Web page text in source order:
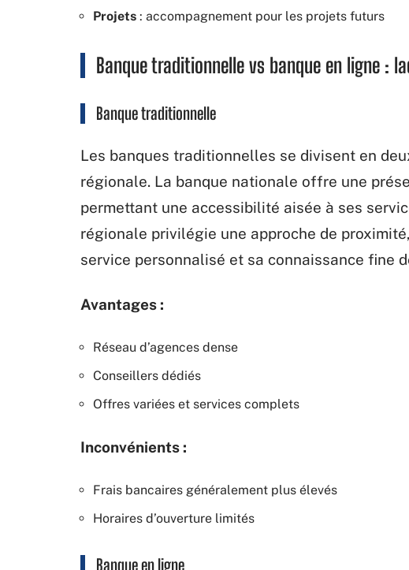
Projets : accompagnement pour les projets futurs
Banque traditionnelle vs banque en ligne :
Banque traditionnelle
Les banques traditionnelles se divisent en
régionale. La banque nationale offre une
permettant une accessibilité aisée à ses
régionale privilégie une approche de
service personnalisé et sa connaissance fine
Avantages :
Réseau d’agences dense
Conseillers dédiés
Offres variées et services complets
Inconvénients :
Frais bancaires généralement plus élevés
Horaires d’ouverture limités
Banque en ligne